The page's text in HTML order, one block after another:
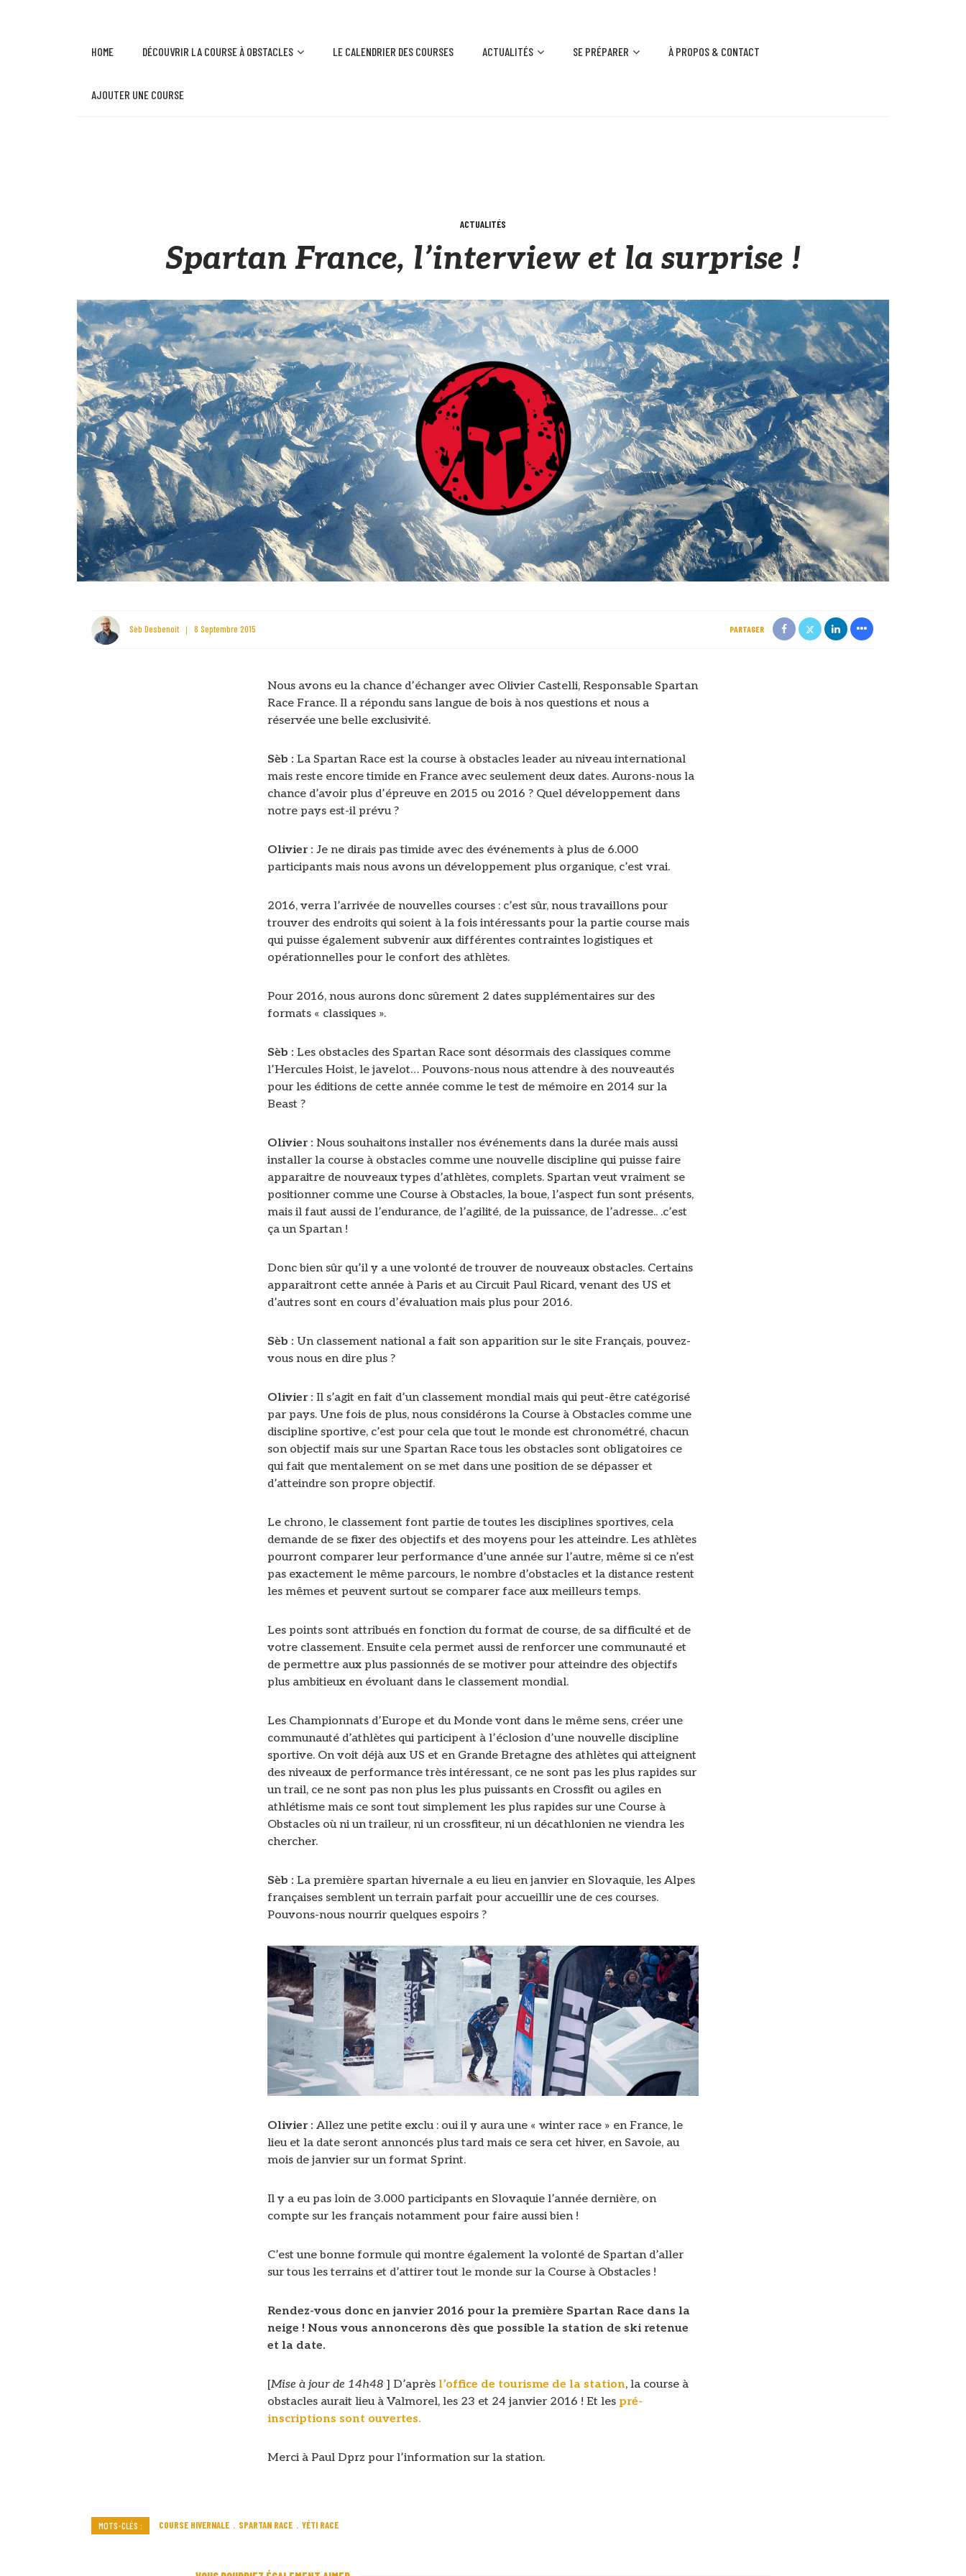
HOME DÉCOUVRIR LA COURSE À OBSTACLES LE CALENDRIER DES COURSES ACTUALITÉS SE PRÉPARER À PROPOS & CONTACT
AJOUTER UNE COURSE
ACTUALITÉS
Spartan France, l’interview et la surprise !
Sèb Desbenoit 8 Septembre 2015 PARTAGER
Nous avons eu la chance d’échanger avec Olivier Castelli, Responsable Spartan
Race France. Il a répondu sans langue de bois à nos questions et nous a
réservée une belle exclusivité.
Sèb : La Spartan Race est la course à obstacles leader au niveau international
mais reste encore timide en France avec seulement deux dates. Aurons-nous la
chance d’avoir plus d’épreuve en 2015 ou 2016 ? Quel développement dans
notre pays est-il prévu ?
Olivier : Je ne dirais pas timide avec des événements à plus de 6.000
participants mais nous avons un développement plus organique, c’est vrai.
2016, verra l’arrivée de nouvelles courses : c’est sûr, nous travaillons pour
trouver des endroits qui soient à la fois intéressants pour la partie course mais
qui puisse également subvenir aux différentes contraintes logistiques et
opérationnelles pour le confort des athlètes.
Pour 2016, nous aurons donc sûrement 2 dates supplémentaires sur des
formats « classiques ».
Sèb : Les obstacles des Spartan Race sont désormais des classiques comme
l’Hercules Hoist, le javelot… Pouvons-nous nous attendre à des nouveautés
pour les éditions de cette année comme le test de mémoire en 2014 sur la
Beast ?
Olivier : Nous souhaitons installer nos événements dans la durée mais aussi
installer la course à obstacles comme une nouvelle discipline qui puisse faire
apparaitre de nouveaux types d’athlètes, complets. Spartan veut vraiment se
positionner comme une Course à Obstacles, la boue, l’aspect fun sont présents,
mais il faut aussi de l’endurance, de l’agilité, de la puissance, de l’adresse.. .c’est
ça un Spartan !
Donc bien sûr qu’il y a une volonté de trouver de nouveaux obstacles. Certains
apparaitront cette année à Paris et au Circuit Paul Ricard, venant des US et
d’autres sont en cours d’évaluation mais plus pour 2016.
Sèb : Un classement national a fait son apparition sur le site Français, pouvez-
vous nous en dire plus ?
Olivier : Il s’agit en fait d’un classement mondial mais qui peut-être catégorisé
par pays. Une fois de plus, nous considérons la Course à Obstacles comme une
discipline sportive, c’est pour cela que tout le monde est chronométré, chacun
son objectif mais sur une Spartan Race tous les obstacles sont obligatoires ce
qui fait que mentalement on se met dans une position de se dépasser et
d’atteindre son propre objectif.
Le chrono, le classement font partie de toutes les disciplines sportives, cela
demande de se fixer des objectifs et des moyens pour les atteindre. Les athlètes
pourront comparer leur performance d’une année sur l’autre, même si ce n’est
pas exactement le même parcours, le nombre d’obstacles et la distance restent
les mêmes et peuvent surtout se comparer face aux meilleurs temps.
Les points sont attribués en fonction du format de course, de sa difficulté et de
votre classement. Ensuite cela permet aussi de renforcer une communauté et
de permettre aux plus passionnés de se motiver pour atteindre des objectifs
plus ambitieux en évoluant dans le classement mondial.
Les Championnats d’Europe et du Monde vont dans le même sens, créer une
communauté d’athlètes qui participent à l’éclosion d’une nouvelle discipline
sportive. On voit déjà aux US et en Grande Bretagne des athlètes qui atteignent
des niveaux de performance très intéressant, ce ne sont pas les plus rapides sur
un trail, ce ne sont pas non plus les plus puissants en Crossfit ou agiles en
athlétisme mais ce sont tout simplement les plus rapides sur une Course à
Obstacles où ni un traileur, ni un crossfiteur, ni un décathlonien ne viendra les
chercher.
Sèb : La première spartan hivernale a eu lieu en janvier en Slovaquie, les Alpes
françaises semblent un terrain parfait pour accueillir une de ces courses.
Pouvons-nous nourrir quelques espoirs ?
Olivier : Allez une petite exclu : oui il y aura une « winter race » en France, le
lieu et la date seront annoncés plus tard mais ce sera cet hiver, en Savoie, au
mois de janvier sur un format Sprint.
Il y a eu pas loin de 3.000 participants en Slovaquie l’année dernière, on
compte sur les français notamment pour faire aussi bien !
C’est une bonne formule qui montre également la volonté de Spartan d’aller
sur tous les terrains et d’attirer tout le monde sur la Course à Obstacles !
Rendez-vous donc en janvier 2016 pour la première Spartan Race dans la
neige ! Nous vous annoncerons dès que possible la station de ski retenue
et la date.
[Mise à jour de 14h48 ] D’après l’office de tourisme de la station, la course à
obstacles aurait lieu à Valmorel, les 23 et 24 janvier 2016 ! Et les pré-
inscriptions sont ouvertes.
Merci à Paul Dprz pour l’information sur la station.
MOTS-CLÉS : COURSE HIVERNALE SPARTAN RACE YÉTI RACE